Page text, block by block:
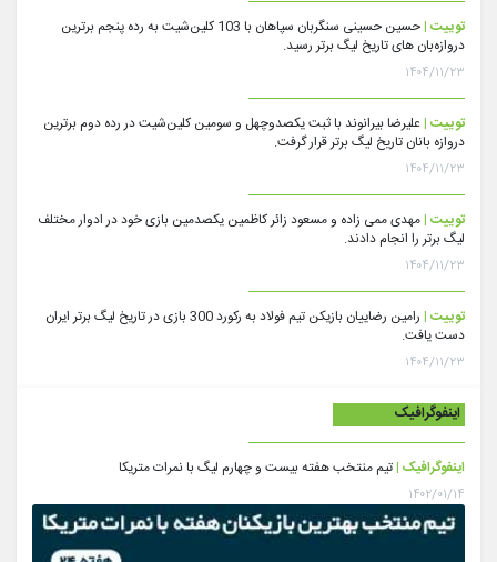
توییت |
حسین حسینی سنگربان سپاهان با 103 کلین‌شیت به رده پنجم برترین
دروازه‌بان های تاریخ لیگ برتر رسید.
۱۴۰۴/۱۱/۲۳
توییت |علیرضا بیرانوند با ثبت یکصدوچهل و سومین کلین‌شیت در رده دوم برترین
دروازه بانان تاریخ لیگ برتر قرار گرفت.
۱۴۰۴/۱۱/۲۳
توییت |مهدی ممی زاده و مسعود زائر کاظمین یکصدمین بازی خود در ادوار مختلف
لیگ برتر را انجام دادند.
۱۴۰۴/۱۱/۲۳
توییت |
رامین رضاییان بازیکن تیم فولاد به رکورد 300 بازی در تاریخ لیگ برتر ایران
دست یافت.
۱۴۰۴/۱۱/۲۳
اینفوگرافیک
اینفوگرافیک |تیم منتخب هفته بیست و چهارم لیگ با نمرات متریکا
۱۴۰۲/۰۱/۱۴